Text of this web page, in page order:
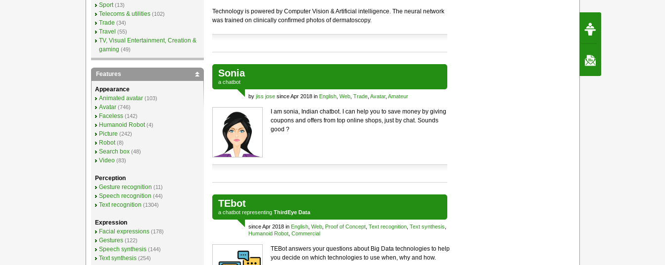
Technology is powered by Computer Vision & Artificial intelligence. The neural network
was trained on clinically confirmed photos of dermatoscopy.
Sonia
a chatbot
by jiss josesince Apr 2018 in English, Web, Trade, Avatar, Amateur
I am sonia, Indian chatbot. I can help you to save money by giving
coupons and offers from top online shops, just by chat. Sounds
good ?
TEbot
a chatbotrepresenting ThirdEye Data
since Apr 2018 in English, Web, Proof of Concept, Text recognition, Text synthesis
Humanoid Robot, Commercial
TEBot answers your questions about Big Data technologies to help
you decide on which technologies to use when, why and how.
Sport (13)
Telecoms & utilities (102)
Trade (34)
Travel (55)
TV, Visual Entertainment, Creation &
gaming (49)
Features
Appearance
Animated avatar (103)
Avatar (746)
Faceless (142)
Humanoid Robot (4)
Picture (242)
Robot (8)
Search box (48)
Video (83)
Perception
Gesture recognition (11)
Speech recognition (44)
Text recognition (1304)
Expression
Facial expressions (178)
Gestures (122)
Speech synthesis (144)
Text synthesis (254)